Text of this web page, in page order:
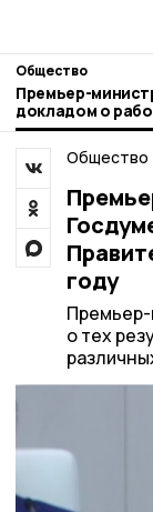
Общество
Премьер-
докладом о
России в 2022
Общество
году
о тех